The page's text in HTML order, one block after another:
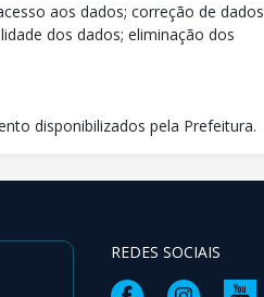
aos dados; correção de dados
dos dados; eliminação dos
disponibilizados pela Prefeitura.
REDES SOCIAIS